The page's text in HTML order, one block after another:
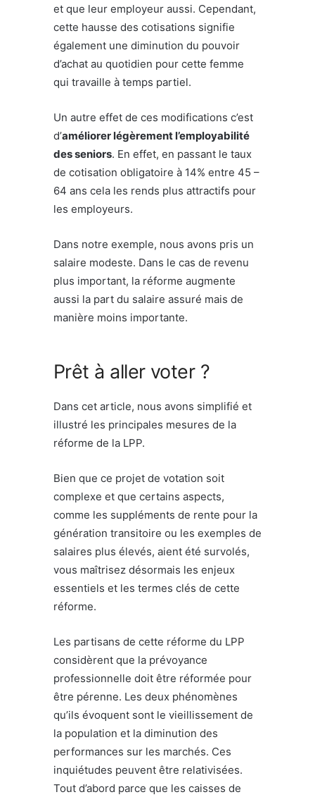
et que leur employeur aussi. Cependant,
cette hausse des cotisations signifie
également une diminution du pouvoir
d’achat au quotidien pour cette femme
qui travaille à temps partiel.
Un autre effet de ces modifications c’est
d’améliorer légèrement l’employabilité
des seniors. En effet, en passant le taux
de cotisation obligatoire à 14% entre 45 –
64 ans cela les rends plus attractifs pour
les employeurs.
Dans notre exemple, nous avons pris un
salaire modeste. Dans le cas de revenu
plus important, la réforme augmente
aussi la part du salaire assuré mais de
manière moins importante.
Prêt à aller voter ?
Dans cet article, nous avons simplifié et
illustré les principales mesures de la
réforme de la LPP.
Bien que ce projet de votation soit
complexe et que certains aspects,
comme les suppléments de rente pour la
génération transitoire ou les exemples de
salaires plus élevés, aient été survolés,
vous maîtrisez désormais les enjeux
essentiels et les termes clés de cette
réforme.
Les partisans de cette réforme du LPP
considèrent que la prévoyance
professionnelle doit être réformée pour
être pérenne. Les deux phénomènes
qu’ils évoquent sont le vieillissement de
la population et la diminution des
performances sur les marchés. Ces
inquiétudes peuvent être relativisées.
Tout d’abord parce que les caisses de